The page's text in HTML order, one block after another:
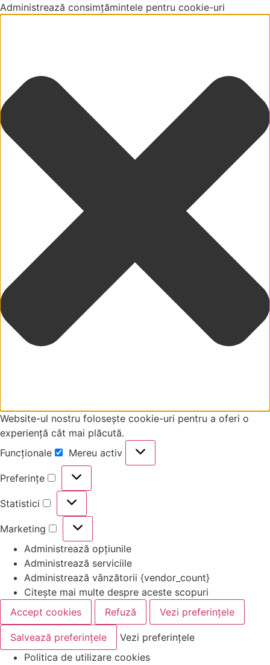
Administrează consimțămintele pentru cookie-uri
Website-ul nostru folosește cookie-uri pentru a oferi o
experiență cât mai plăcută.
Funcționale
Mereu activ
Preferințe
Statistici
Marketing
Administrează opțiunile
Administrează serviciile
Administrează vânzătorii {vendor_count}
Citește mai multe despre aceste scopuri
Accept cookies
Refuză Vezi preferințele
Salvează preferințele
Vezi preferințele
Politica de utilizare cookies